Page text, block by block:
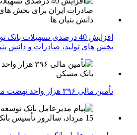
افزایش 40 درصدی تسهیلات
بخش های تولید، صادرات و دانش
تأمین مالی ۳۹۶ هزار واحد نهضت ملی توسط بانک مسکن